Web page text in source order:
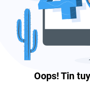
Oops! Tin